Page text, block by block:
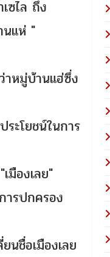
ซไล ถึง
นแห่ "
าหมู่บ้านแฮ่ซึ่ง
ะโยชน์ในการ
มืองเลย"
รปกครอง
นชื่อเมืองเลย